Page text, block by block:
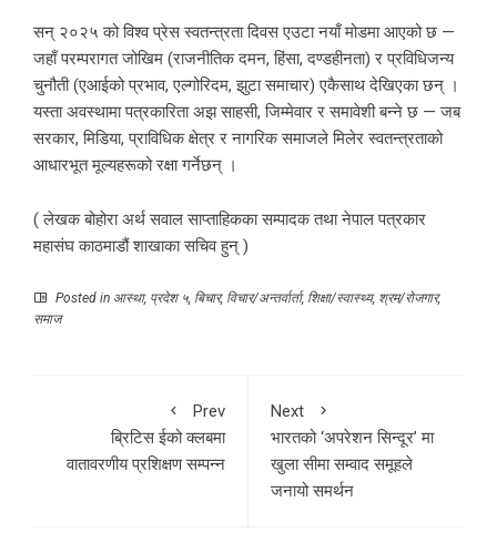
सन् २०२५ को विश्व प्रेस स्वतन्त्रता दिवस एउटा नयाँ मोडमा आएको छ —
जहाँ परम्परागत जोखिम (राजनीतिक दमन, हिंसा, दण्डहीनता) र प्रविधिजन्य
चुनौती (एआईको प्रभाव, एल्गोरिदम, झुटा समाचार) एकैसाथ देखिएका छन् ।
यस्ता अवस्थामा पत्रकारिता अझ साहसी, जिम्मेवार र समावेशी बन्ने छ — जब
सरकार, मिडिया, प्राविधिक क्षेत्र र नागरिक समाजले मिलेर स्वतन्त्रताको
आधारभूत मूल्यहरूको रक्षा गर्नेछन् ।
( लेखक बोहोरा अर्थ सवाल साप्ताहिकका सम्पादक तथा नेपाल पत्रकार
महासंघ काठमाडौं शाखाका सचिव हुन् )
Posted in आस्था, प्रदेश ५, बिचार, विचार/अन्तर्वार्ता, शिक्षा/स्वास्थ्य, श्रम/रोजगार,
समाज
Prev
ब्रिटिस ईको क्लबमा
वातावरणीय प्रशिक्षण सम्पन्न
Next
भारतको ‘अपरेशन सिन्दूर’ मा
खुला सीमा सम्वाद समूहले
जनायो समर्थन